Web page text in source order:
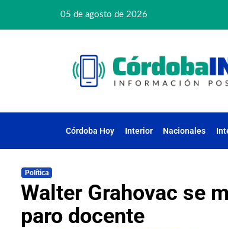
05 de agosto de 2026
Córdoba Hoy Interior Nacionales
Política
Walter Grahovac se
paro docente